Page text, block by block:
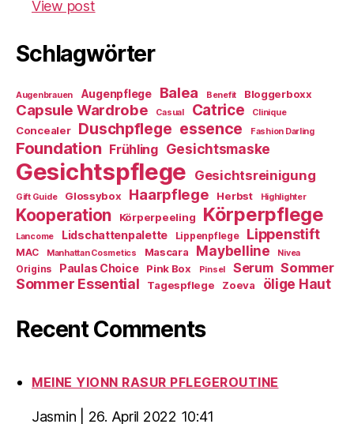
View post
Schlagwörter
Augenbrauen Augenpflege Balea Benefit Bloggerboxx
Capsule Wardrobe Casual Catrice Clinique
Concealer Duschpflege essence Fashion Darling
Foundation Frühling Gesichtsmaske
Gesichtspflege Gesichtsreinigung
Gift Guide Glossybox Haarpflege Herbst Highlighter
Kooperation Körperpeeling Körperpflege
Lancome Lidschattenpalette Lippenpflege Lippenstift
MAC Manhattan Cosmetics Mascara Maybelline Nivea
Origins Paulas Choice Pink Box Pinsel Serum Sommer
Sommer Essential Tagespflege Zoeva ölige Haut
Recent Comments
MEINE YIONN RASUR PFLEGEROUTINE
Jasmin
26. April 2022 10:41